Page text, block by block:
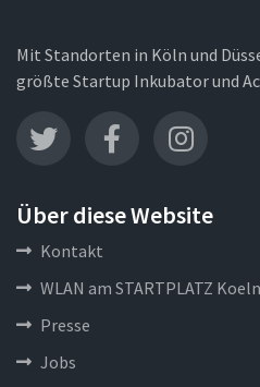
Mit Standorten in Köln und
größte Startup Inkubator und
Über diese Website
Kontakt
WLAN am STARTPLATZ Koeln
Presse
Jobs